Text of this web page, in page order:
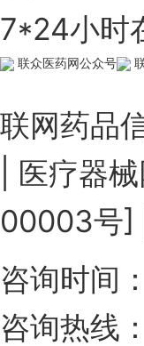
7*24小时
联众医药网公众号
联网药品
医疗器
00003号]
咨询时间
咨询热线